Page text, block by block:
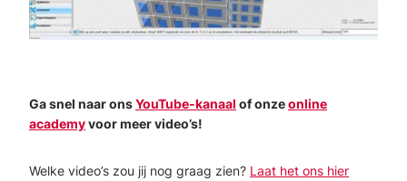
Ga snel naar onsYouTube-kanaal of onzeonline
academyvoor meer video’s!
Welke video’s zou jij nog graag zien? Laat het ons hier